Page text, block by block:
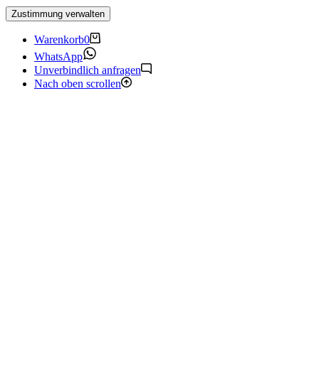
Zustimmung verwalten
Warenkorb0
WhatsApp
Unverbindlich anfragen
Nach oben scrollen